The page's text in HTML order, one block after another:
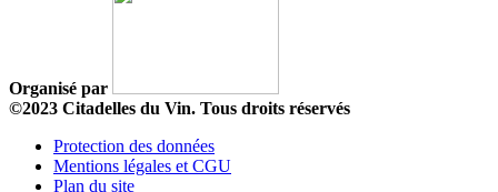
Organisé par
©2023 Citadelles du Vin. Tous droits réservés
Protection des données
Mentions légales et CGU
Plan du site